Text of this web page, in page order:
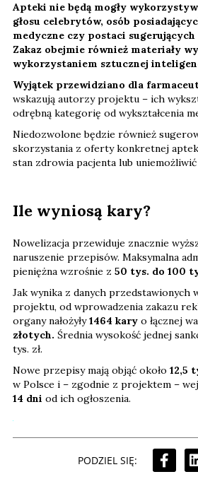
Apteki nie będą mogły
głosu celebrytów, osób
medyczne czy postaci
Zakaz obejmie również materiały
wykorzystaniem sztucznej
Wyjątek przewidziano dla
wskazują autorzy projektu – ich
odrębną kategorię od wykształcenia
Niedozwolone będzie również
skorzystania z oferty konkretnej
stan zdrowia pacjenta lub
Ile wyniosą kary?
Nowelizacja przewiduje znacznie
naruszenie przepisów. Maksymalna
pieniężna wzrośnie z 50 tys. do 100
Jak wynika z danych przedstawionych
projektu, od wprowadzenia zakazu
organy nałożyły1464 kary o łącznej
złotych. Średnia wysokość jednej
tys. zł.
Nowe przepisy mają objąć około 12,5
w Polsce i – zgodnie z projektem –
14 dni od ich ogłoszenia.
PODZIEL SIĘ: